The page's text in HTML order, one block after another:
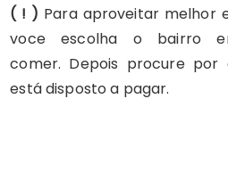
( ! ) Para aproveitar melhor
voce escolha o bairro
comer. Depois procure por
está disposto a pagar.